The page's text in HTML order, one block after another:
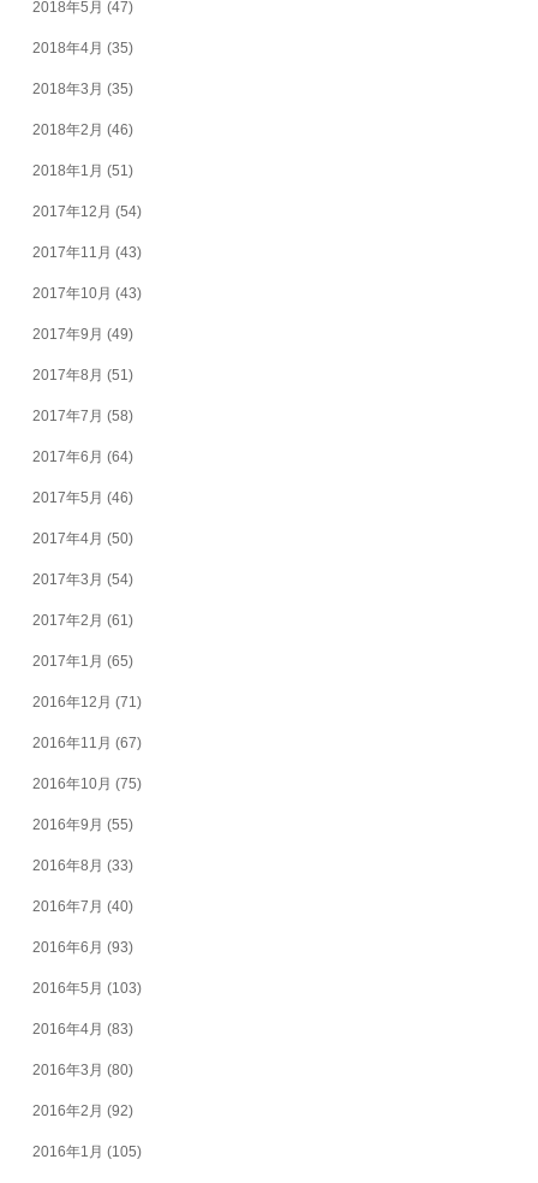
2018年5月 (47)
2018年4月 (35)
2018年3月 (35)
2018年2月 (46)
2018年1月 (51)
2017年12月 (54)
2017年11月 (43)
2017年10月 (43)
2017年9月 (49)
2017年8月 (51)
2017年7月 (58)
2017年6月 (64)
2017年5月 (46)
2017年4月 (50)
2017年3月 (54)
2017年2月 (61)
2017年1月 (65)
2016年12月 (71)
2016年11月 (67)
2016年10月 (75)
2016年9月 (55)
2016年8月 (33)
2016年7月 (40)
2016年6月 (93)
2016年5月 (103)
2016年4月 (83)
2016年3月 (80)
2016年2月 (92)
2016年1月 (105)